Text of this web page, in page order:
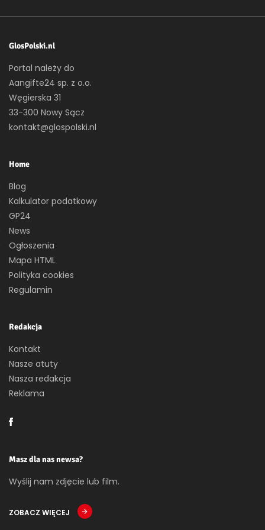
GlosPolski.nl
Portal należy do
Aangifte24 sp. z o.o.
Węgierska 31
33-300 Nowy Sącz
kontakt@glospolski.nl
Home
Blog
Kalkulator podatkowy
GP24
News
Ogłoszenia
Mapa HTML
Polityka cookies
Regulamin
Redakcja
Kontakt
Nasze atuty
Nasza redakcja
Reklama
Masz dla nas newsa?
Wyślij nam zdjęcie lub film.
ZOBACZ WIĘCEJ